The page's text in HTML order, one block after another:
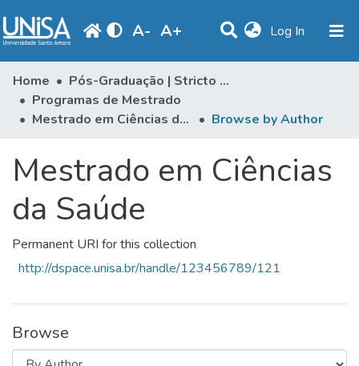
A- A+ Log In (current)
Communities & Collections
Browse
Library
Periodicals
Home
Pós-Graduação | Stricto Sensu
Programas de Mestrado
Mestrado em Ciências da Saúde
Browse by Author
Mestrado em Ciências
da Saúde
Permanent URI for this collection
http://dspace.unisa.br/handle/123456789/121
Browse